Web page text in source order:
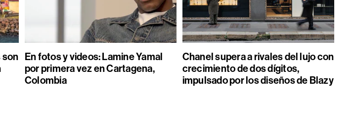
son En fotos y videos: Lamine Yamal
por primera vez en Cartagena,
Colombia
Chanel supera a rivales del lujo con
crecimiento de dos dígitos,
impulsado por los diseños de Blazy